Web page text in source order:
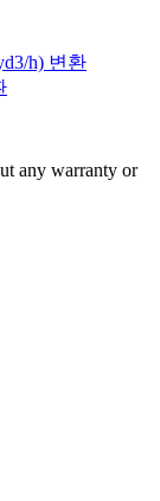
h) 변환
any warranty or